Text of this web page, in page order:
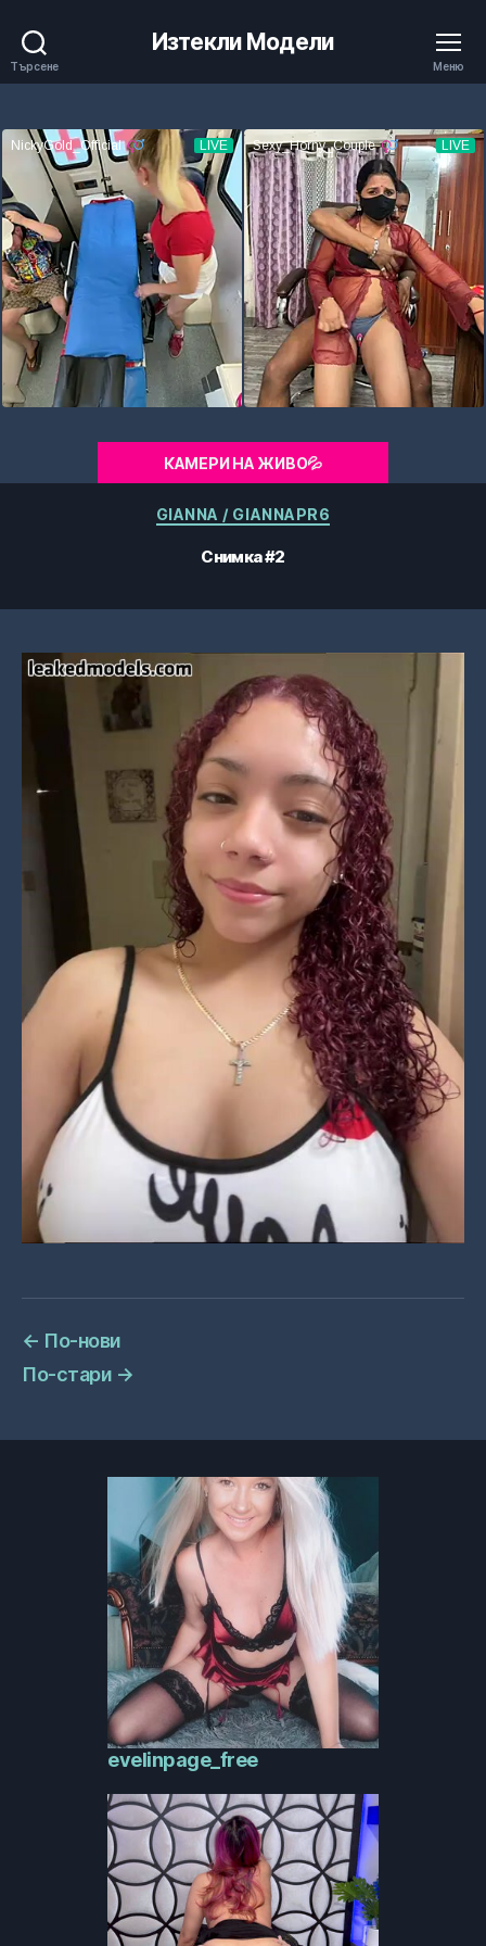
Търсене
Изтекли Модели
Меню
КАМЕРИ НА ЖИВО💦
Категории
GIANNA / GIANNAPR6
Снимка #2
← По-нови
По-стари →
evelinpage_free